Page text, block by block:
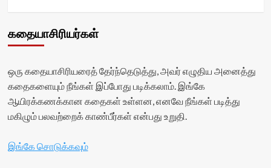
கதையாசிரியர்கள்
ஒரு கதையாசிரியரைத் தேர்ந்தெடுத்து, அவர் எழுதிய அனைத்து
கதைகளையும் நீங்கள் இப்போது படிக்கலாம். இங்கே
ஆயிரக்கணக்கான கதைகள் உள்ளன, எனவே நீங்கள் படித்து
மகிழும் பலவற்றைக் காண்பீர்கள் என்பது உறுதி.
இங்கே சொடுக்கவும்